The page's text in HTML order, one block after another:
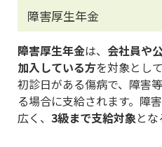
障害厚生年金
障害厚生年金は、 会社員や
加入している方を対象とし
初診日がある傷病で、障害
る場合に支給されます。障
広く、 3級まで支給対象とな